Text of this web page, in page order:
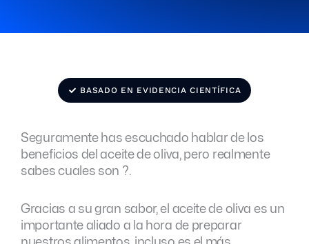
BASADO EN EVIDENCIA CIENTÍFICA
Seguramente has escuchado hablar de los
beneficios del aceite de oliva, pero realmente
sabes cuales son ?.
Gracias a su gran sabor, el aceite de oliva es un
importante aliado a la hora de preparar